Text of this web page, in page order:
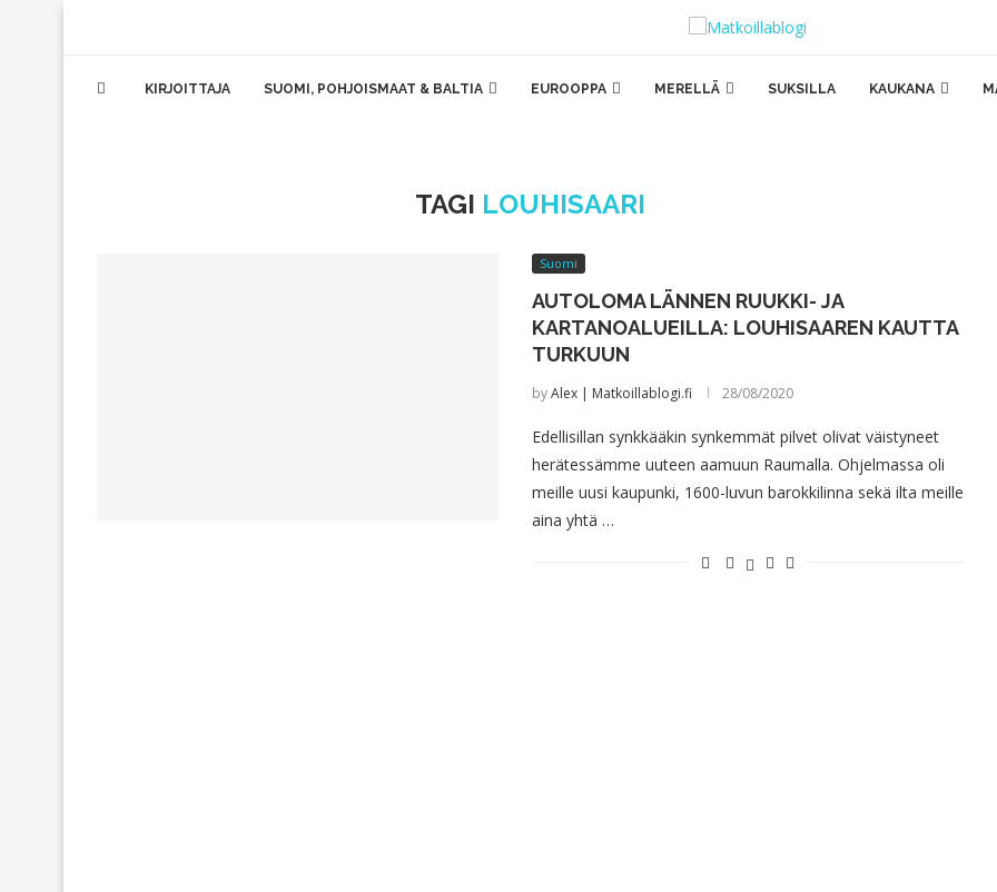
KIRJOITTAJA SUOMI, POHJOISMAAT & BALTIA EUROOPPA MERELLÄ SUKSILLA KAUKANA
TAGI LOUHISAARI
Suomi
AUTOLOMA LÄNNEN RUUKKI- JA
KARTANOALUEILLA: LOUHISAAREN KAUTTA
TURKUUN
byAlex | Matkoillablogi.fi 28/08/2020
Edellisillan synkkääkin synkemmät pilvet olivat väistyneet
herätessämme uuteen aamuun Raumalla. Ohjelmassa oli
meille uusi kaupunki, 1600-luvun barokkilinna sekä ilta meille
aina yhtä …